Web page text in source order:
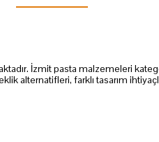
İzmit pasta malzemeleri
alternatifleri, farklı tasarım